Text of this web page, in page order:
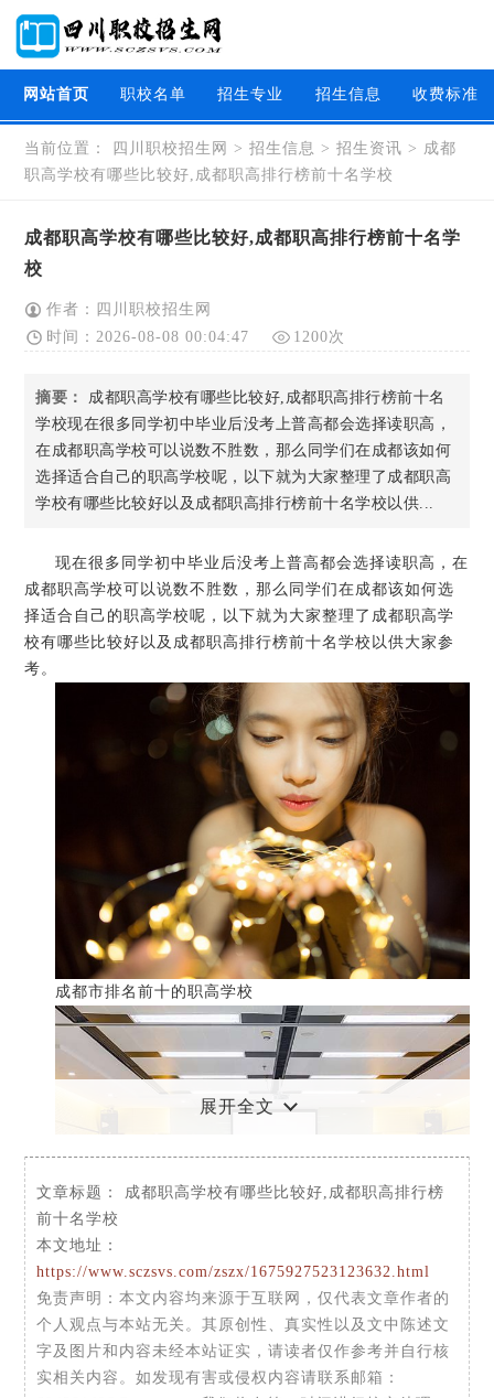
网站首页 职校名单 招生专业 招生信息 收费标准
当前位置： 四川职校招生网 >招生信息 >招生资讯 > 成都
职高学校有哪些比较好,成都职高排行榜前十名学校
成都职高学校有哪些比较好,成都职高排行榜前十名学
校
作者：四川职校招生网
时间：2026-08-08 00:04:47
1200次
摘要： 成都职高学校有哪些比较好,成都职高排行榜前十名
学校现在很多同学初中毕业后没考上普高都会选择读职高，
在成都职高学校可以说数不胜数，那么同学们在成都该如何
选择适合自己的职高学校呢，以下就为大家整理了成都职高
学校有哪些比较好以及成都职高排行榜前十名学校以供...
现在很多同学初中毕业后没考上普高都会选择读职高，在
成都职高学校可以说数不胜数，那么同学们在成都该如何选
择适合自己的职高学校呢，以下就为大家整理了成都职高学
校有哪些比较好以及成都职高排行榜前十名学校以供大家参
考。
成都市排名前十的职高学校
1. 成都市技师学院
展开全文
文章标题： 成都职高学校有哪些比较好,成都职高排行榜
前十名学校
本文地址：
https://www.sczsvs.com/zszx/1675927523123632.html
免责声明 ：本文内容均来源于互联网，仅代表文章作者的
个人观点与本站无关。其原创性、真实性以及文中陈述文
字及图片和内容未经本站证实，请读者仅作参考并自行核
实相关内容。如发现有害或侵权内容请联系邮箱：